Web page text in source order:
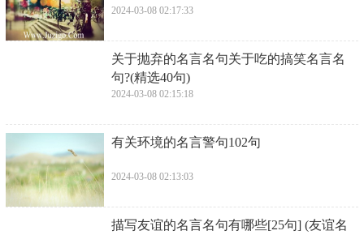
2024-03-08 02:17:33
​关于抛弃的名言名句关于吃的搞笑名言名
句?(精选40句)
2024-03-08 02:15:18
​有关环境的名言警句102句
2024-03-08 02:13:03
​描写友谊的名言名句有哪些[25句] (友谊名